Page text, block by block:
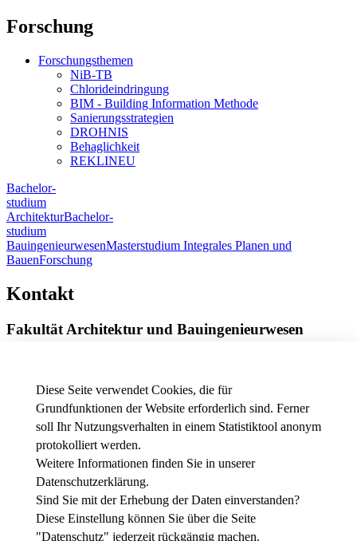
Diese Seite verwendet Cookies, die für
Grundfunktionen der Website erforderlich sind. Ferner
soll Ihr Nutzungsverhalten in einem Statistiktool anonym
protokolliert werden.
Weitere Informationen finden Sie in unserer
Datenschutzerklärung.
Sind Sie mit der Erhebung der Daten einverstanden?
Diese Einstellung können Sie über die Seite
"Datenschutz" jederzeit rückgängig machen.
Forschung
Forschungsthemen
NiB-TB
Chlorideindringung
BIM - Building Information Methode
Sanierungsstrategien
DROHNIS
Behaglichkeit
REKLINEU
Bachelor-
studium
ArchitekturBachelor-
studium
BauingenieurwesenMasterstudium Integrales Planen und
BauenForschung
Kontakt
Fakultät Architektur und Bauingenieurwesen
Telefon
+49 931 3511-9002
E-Maildekanat.fab[at]thws.de
Anfahrt| Wegbeschreibung
News - Presse
Stellenausschreibungen der THWS
Intranet